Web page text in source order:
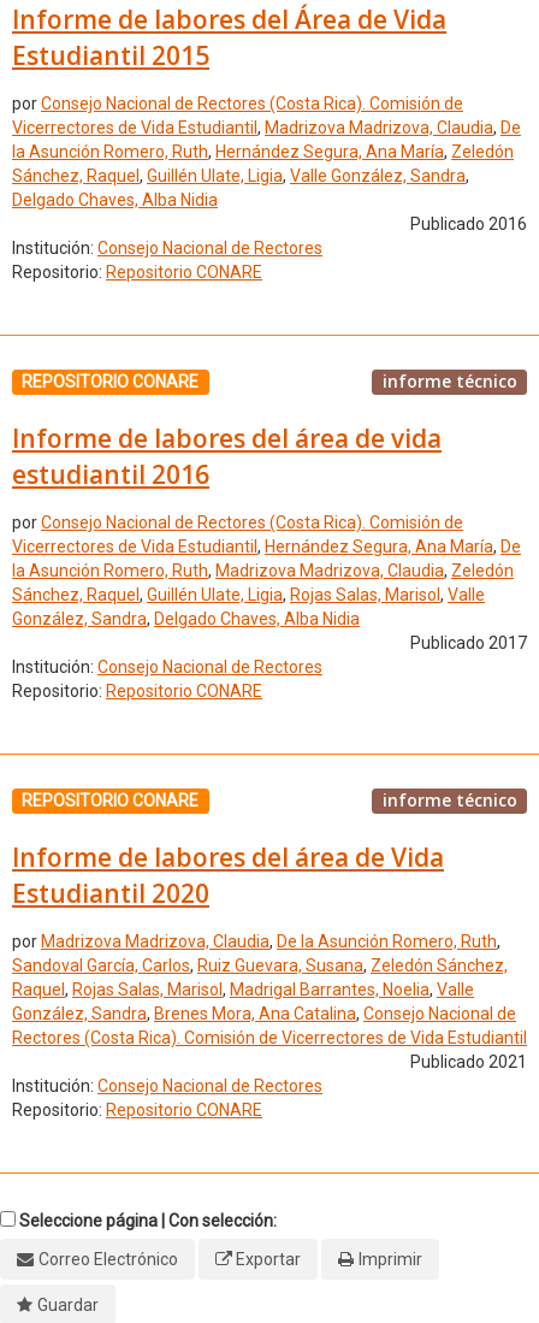
Informe de labores del Área de Vida
Estudiantil 2015
porConsejo Nacional de Rectores (Costa Rica). Comisión de
Vicerrectores de Vida Estudiantil , Madrizova Madrizova, Claudia, De
la Asunción Romero, Ruth, Hernández Segura, Ana María, Zeledón
Sánchez, Raquel , Guillén Ulate, Ligia, Valle González, Sandra,
Delgado Chaves, Alba Nidia
Publicado 2016
Institución: Consejo Nacional de Rectores
Repositorio: Repositorio CONARE
REPOSITORIO CONARE informe técnico
Informe de labores del área de vida
estudiantil 2016
porConsejo Nacional de Rectores (Costa Rica). Comisión de
Vicerrectores de Vida Estudiantil , Hernández Segura, Ana María, De
la Asunción Romero, Ruth, Madrizova Madrizova, Claudia, Zeledón
Sánchez, Raquel , Guillén Ulate, Ligia, Rojas Salas, Marisol , Valle
González, Sandra, Delgado Chaves, Alba Nidia
Publicado 2017
Institución: Consejo Nacional de Rectores
Repositorio: Repositorio CONARE
REPOSITORIO CONARE informe técnico
Informe de labores del área de Vida
Estudiantil 2020
por Madrizova Madrizova, Claudia, De la Asunción Romero, Ruth,
Sandoval García, Carlos, Ruiz Guevara, Susana, Zeledón Sánchez,
Raquel , Rojas Salas, Marisol , Madrigal Barrantes, Noelia, Valle
González, Sandra, Brenes Mora, Ana Catalina, Consejo Nacional de
Rectores (Costa Rica). Comisión de Vicerrectores de Vida Estudiantil
Publicado 2021
Institución: Consejo Nacional de Rectores
Repositorio: Repositorio CONARE
Seleccione página | Con selección:
Correo Electrónico
Exportar Imprimir
Guardar